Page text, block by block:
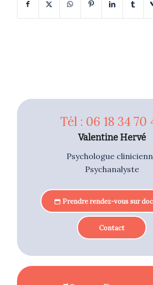
Tél : 06 18 34 70
Valentine Hervé
Psychologue
Psychanalyste
Prendre rendez-vous sur
Contact